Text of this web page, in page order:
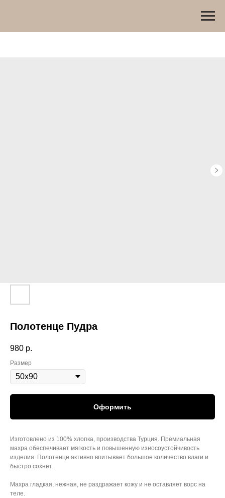
Полотенце Пудра
980 р.
Размер
Оформить
Изготовлено из 100% хлопка, производства Турция. Премиальная
махра обеспечивает мягкость и повышенную износоустойчивость
изделия. Полотенце активно впитывает большое количество влаги и
быстро сохнет.
Махра гладкая, нежная, не раздражает кожу и не оставляет ворс на
теле.